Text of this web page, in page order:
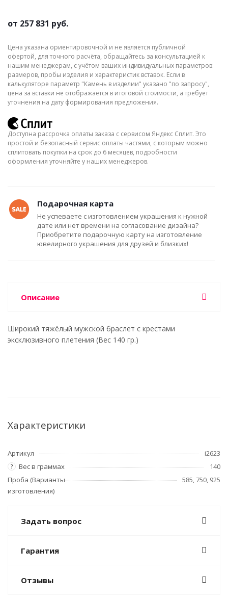
от 257 831 руб.
Цена указана ориентировочной и не является публичной
офертой, для точного расчёта, обращайтесь за консультацией к
нашим менеджерам, с учётом ваших индивидуальных параметров:
размеров, пробы изделия и характеристик вставок. Если в
калькуляторе параметр "Камень в изделии" указано "по запросу",
цена за вставки не отображается в итоговой стоимости, а требует
уточнения на дату формирования предложения.
Доступна рассрочка оплаты заказа с сервисом Яндекс Сплит. Это
простой и безопасный сервис оплаты частями, с которым можно
сплитовать покупки на срок до 6 месяцев, подробности
оформления уточняйте у наших менеджеров.
Подарочная карта
Не успеваете с изготовлением украшения к нужной
дате или нет времени на согласование дизайна?
Приобретите подарочную карту на изготовление
ювелирного украшения для друзей и близких!
Описание
Широкий тяжёлый мужской браслет с крестами
эксклюзивного плетения (Вес 140 гр.)
Характеристики
Артикул i2623
? Вес в граммах
140
Проба (Варианты
изготовления)
585, 750, 925
Задать вопрос
Гарантия
Отзывы